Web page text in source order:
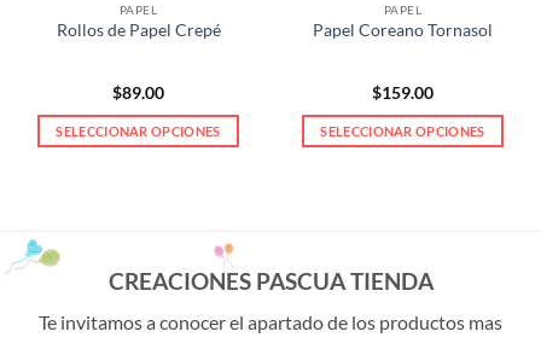
PAPEL
Rollos de Papel Crepé
$89.00
SELECCIONAR OPCIONES
Las
se
PAPEL
Papel Coreano Tornasol
$159.00
SELECCIONAR OPCIONES
Las
se
CREACIONES PASCUA TIENDA
Te invitamos a conocer el apartado de los productos mas